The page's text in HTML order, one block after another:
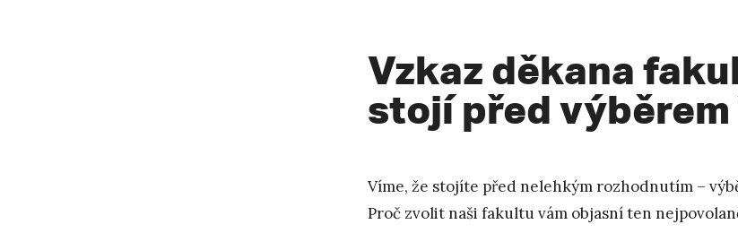
Vzkaz děkana
stojí před výběrem
Víme, že stojíte před nelehkým rozhodnutím –
Proč zvolit naši fakultu vám objasní ten